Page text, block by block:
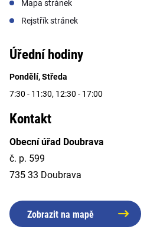
Mapa stránek
Rejstřík stránek
Úřední hodiny
Pondělí, Středa
7:30 - 11:30, 12:30 - 17:00
Kontakt
Obecní úřad Doubrava
č. p. 599
735 33 Doubrava
Zobrazit na mapě